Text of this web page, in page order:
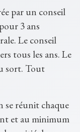
par un conseil
3 ans
Le conseil
tous les ans. Le
sort. Tout
se réunit chaque
et au minimum